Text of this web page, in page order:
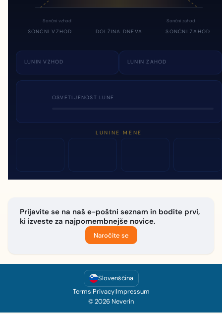
Sončni vzhod Sončni zahod
SONČNI VZHOD DOLŽINA DNEVA SONČNI ZAHOD
LUNIN VZHOD LUNIN ZAHOD
OSVETLJENOST LUNE
LUNINE MENE
Prijavite se na naš e-poštni seznam in bodite prvi,
ki izveste za najpomembnejše novice.
Naročite se
Slovenščina
Terms|Privacy|Impressum
© 2026 Neverin